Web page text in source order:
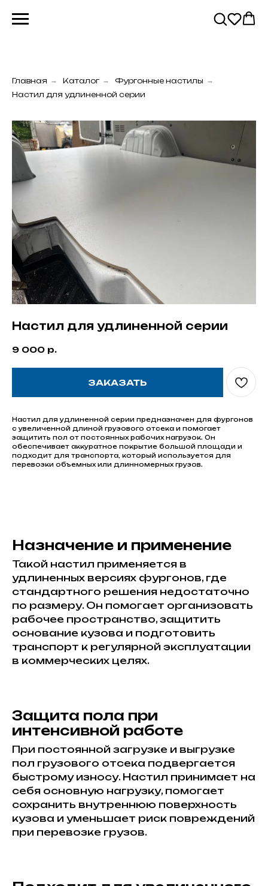
Главная → Каталог → Фургонные настилы →
Настил для удлиненной серии
Настил для удлиненной серии
9 000 р.
ЗАКАЗАТЬ
Настил для удлиненной серии предназначен для фургонов
с увеличенной длиной грузового отсека и помогает
защитить пол от постоянных рабочих нагрузок. Он
обеспечивает аккуратное покрытие большой площади и
подходит для транспорта, который используется для
перевозки объемных или длинномерных грузов.
Назначение и применение
Такой настил применяется в
удлиненных версиях фургонов, где
стандартного решения недостаточно
по размеру. Он помогает организовать
рабочее пространство, защитить
основание кузова и подготовить
транспорт к регулярной эксплуатации
в коммерческих целях.
Защита пола при
интенсивной работе
При постоянной загрузке и выгрузке
пол грузового отсека подвергается
быстрому износу. Настил принимает на
себя основную нагрузку, помогает
сохранить внутреннюю поверхность
кузова и уменьшает риск повреждений
при перевозке грузов.